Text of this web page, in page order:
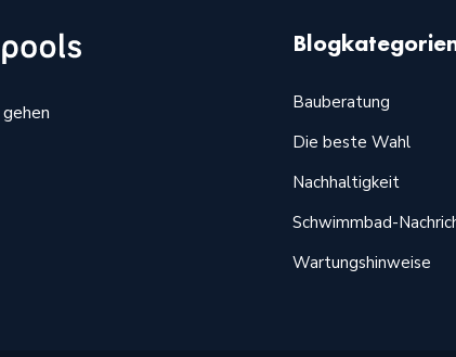
Bauberatung
Die beste Wahl
Nachhaltigkeit
Schwimmbad-
Wartungshinweise